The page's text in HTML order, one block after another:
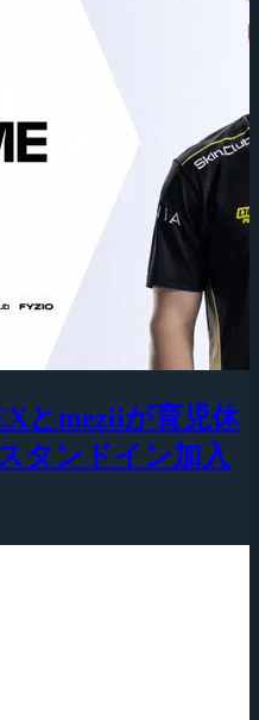
とmeziiが育児休
タンドイン加入